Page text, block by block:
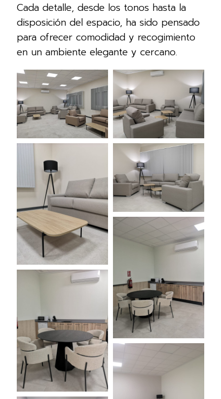
Cada detalle, desde los tonos hasta la
disposición del espacio, ha sido pensado
para ofrecer comodidad y recogimiento
en un ambiente elegante y cercano.